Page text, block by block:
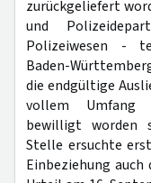
zurückgeliefert
und
Polizeiwesen -
Baden-
die endgültige
vollem Umfang
bewilligt worden
Stelle ersuchte
Einbeziehung auch